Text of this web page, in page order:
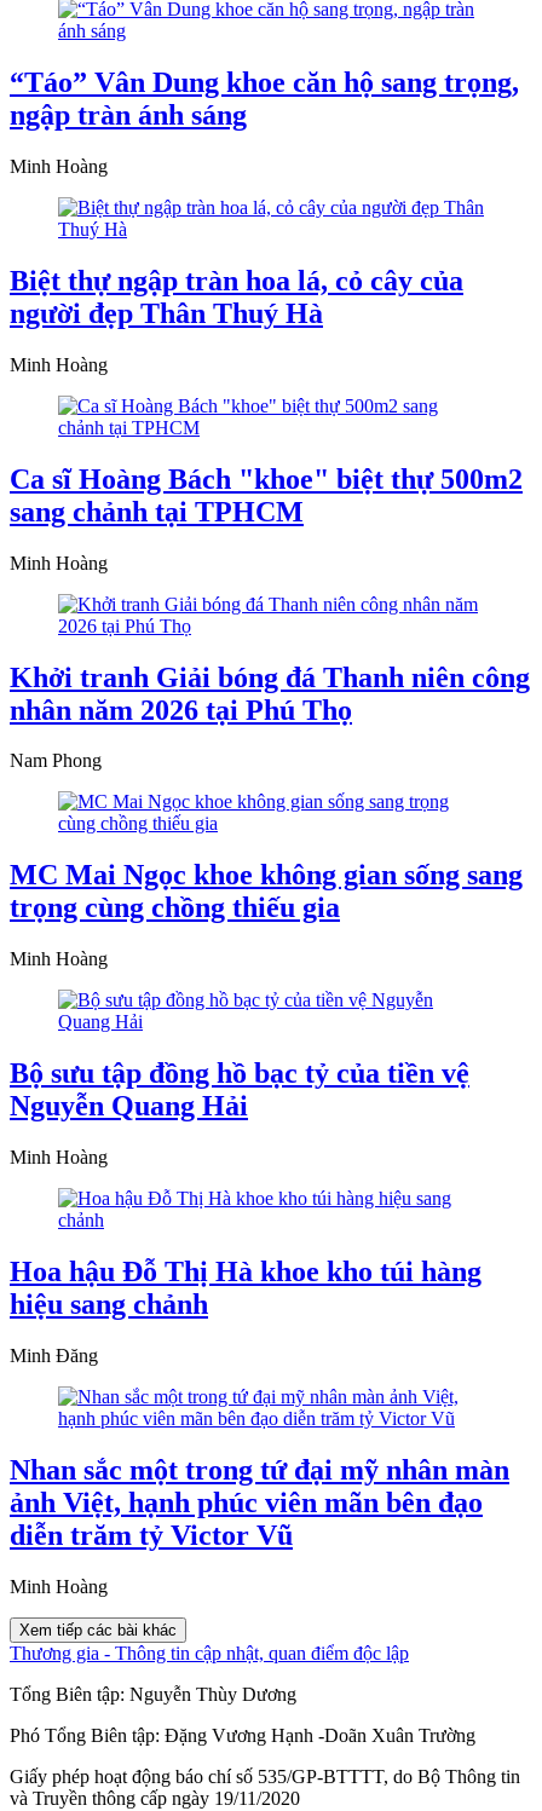
“Táo” Vân Dung khoe căn hộ sang trọng,
ngập tràn ánh sáng
Minh Hoàng
Biệt thự ngập tràn hoa lá, cỏ cây của
người đẹp Thân Thuý Hà
Minh Hoàng
Ca sĩ Hoàng Bách "khoe" biệt thự 500m2
sang chảnh tại TPHCM
Minh Hoàng
Khởi tranh Giải bóng đá Thanh niên công
nhân năm 2026 tại Phú Thọ
Nam Phong
MC Mai Ngọc khoe không gian sống sang
trọng cùng chồng thiếu gia
Minh Hoàng
Bộ sưu tập đồng hồ bạc tỷ của tiền vệ
Nguyễn Quang Hải
Minh Hoàng
Hoa hậu Đỗ Thị Hà khoe kho túi hàng
hiệu sang chảnh
Minh Đăng
Nhan sắc một trong tứ đại mỹ nhân màn
ảnh Việt, hạnh phúc viên mãn bên đạo
diễn trăm tỷ Victor Vũ
Minh Hoàng
Xem tiếp các bài khác
Thương gia - Thông tin cập nhật, quan điểm độc lập
Tổng Biên tập: Nguyễn Thùy Dương
Phó Tổng Biên tập: Đặng Vương Hạnh -Doãn Xuân Trường
Giấy phép hoạt động báo chí số 535/GP-BTTTT, do Bộ Thông tin
và Truyền thông cấp ngày 19/11/2020